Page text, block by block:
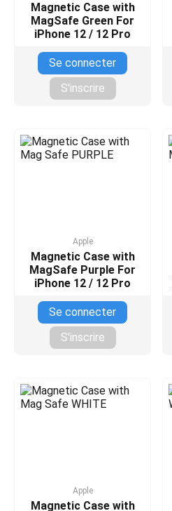
Magnetic Case with
MagSafe Green For
iPhone 12 / 12 Pro
Se connecter
S'inscrire
Apple
Magnetic Case with
MagSafe Purple For
iPhone 12 / 12 Pro
Se connecter
S'inscrire
Apple
Magnetic Case with